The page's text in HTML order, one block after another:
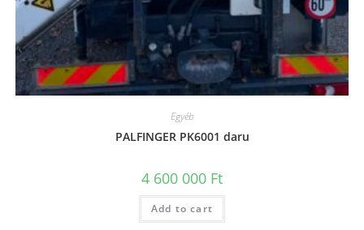
Egyéb
PALFINGER PK6001 daru
4 600 000 Ft
Add to cart